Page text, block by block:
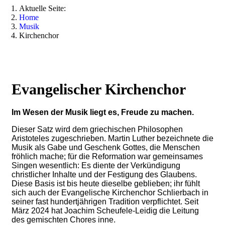
Aktuelle Seite:
Home
Musik
Kirchenchor
Evangelischer Kirchenchor
Im Wesen der Musik liegt es, Freude zu machen.
Dieser Satz wird dem griechischen Philosophen
Aristoteles zugeschrieben. Martin Luther bezeichnete die
Musik als Gabe und Geschenk Gottes, die Menschen
fröhlich mache; für die Reformation war gemeinsames
Singen wesentlich: Es diente der Verkündigung
christlicher Inhalte und der Festigung des Glaubens.
Diese Basis ist bis heute dieselbe geblieben; ihr fühlt
sich auch der Evangelische Kirchenchor Schlierbach in
seiner fast hundertjährigen Tradition verpflichtet. Seit
März 2024 hat Joachim Scheufele-Leidig die Leitung
des gemischten Chores inne.